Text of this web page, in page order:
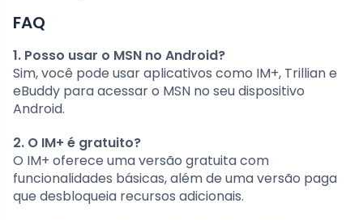
FAQ
1. Posso usar o MSN no Android?
Sim, você pode usar aplicativos como IM+, Trillian e
eBuddy para acessar o MSN no seu dispositivo
Android.
2. O IM+ é gratuito?
O IM+ oferece uma versão gratuita com
funcionalidades básicas, além de uma versão paga
que desbloqueia recursos adicionais.